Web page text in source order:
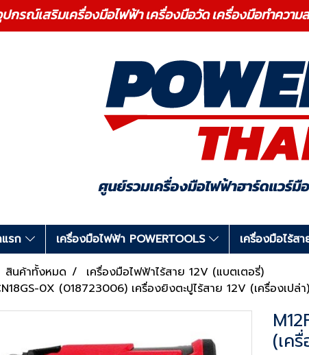
กรณ์เสริมเครื่องมือไฟฟ้า เครื่องมือวัด เครื่องมือทำควา
รก เครื่องมือไฟฟ้า POWERTOOLS เครื่องมือไร้ส
สินค้าทั้งหมด
เครื่องมือไฟฟ้าไร้สาย 12V (แบตเตอรี่)
0X (018723006) เครื่องยิงตะปูไร้สาย 12V (เครื่องเปล่
(เค